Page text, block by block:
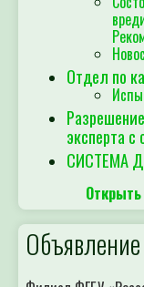
Отдел по
эксперта
СИСТЕМА
Объявление
Филиал ФГБУ